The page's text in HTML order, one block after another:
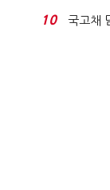
지에 상
10
국고채